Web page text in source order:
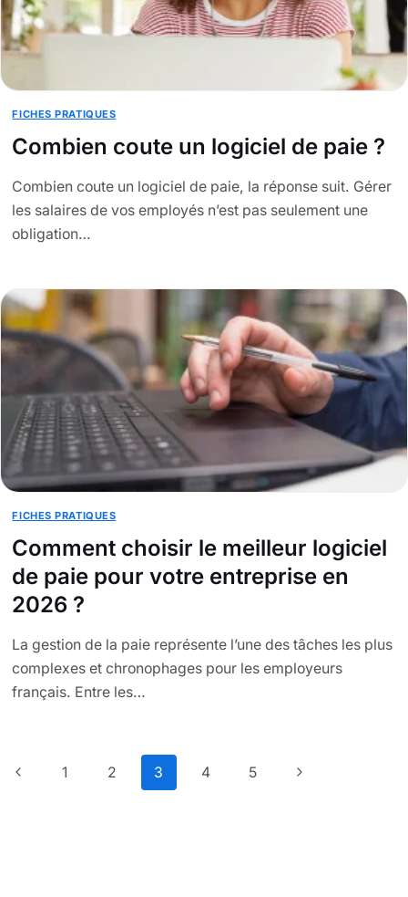
FICHES PRATIQUES
Combien coute un logiciel de paie ?
Combien coute un logiciel de paie, la réponse suit. Gérer
les salaires de vos employés n’est pas seulement une
obligation…
FICHES PRATIQUES
Comment choisir le meilleur logiciel
de paie pour votre entreprise en
2026 ?
La gestion de la paie représente l’une des tâches les plus
complexes et chronophages pour les employeurs
français. Entre les…
Navigation
Page
1 2 3 4 5
Page